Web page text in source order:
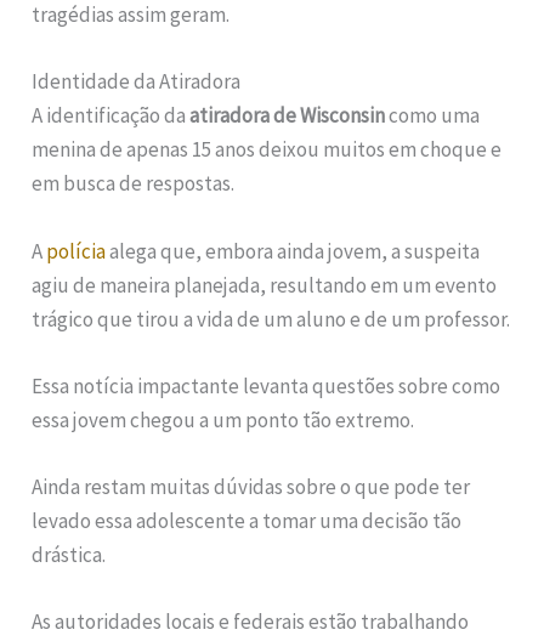
tragédias assim geram.
Identidade da Atiradora
A identificação daatiradora de Wisconsincomo uma
menina de apenas 15 anos deixou muitos em choque e
em busca de respostas.
Apolíciaalega que, embora ainda jovem, a suspeita
agiu de maneira planejada, resultando em um evento
trágico que tirou a vida de um aluno e de um professor.
Essa notícia impactante levanta questões sobre como
essa jovem chegou a um ponto tão extremo.
Ainda restam muitas dúvidas sobre o que pode ter
levado essa adolescente a tomar uma decisão tão
drástica.
As autoridades locais e federais estão trabalhando